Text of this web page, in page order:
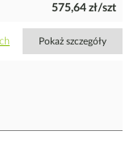
575,64 zł/szt
Pokaż szczegóły